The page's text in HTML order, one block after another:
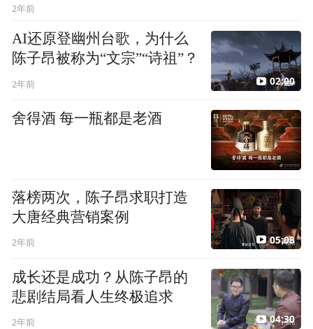
2年前
AI还原登幽州台歌，为什么
陈子昂被称为“文宗”“诗祖”？
2年前 02:00
舍得酒 每一瓶都是老酒
落榜两次，陈子昂求职打造
大唐经典营销案例
2年前 05:08
成长还是成功？从陈子昂的
悲剧结局看人生终极追求
2年前 04:30